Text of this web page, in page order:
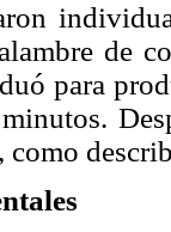
de
para
como